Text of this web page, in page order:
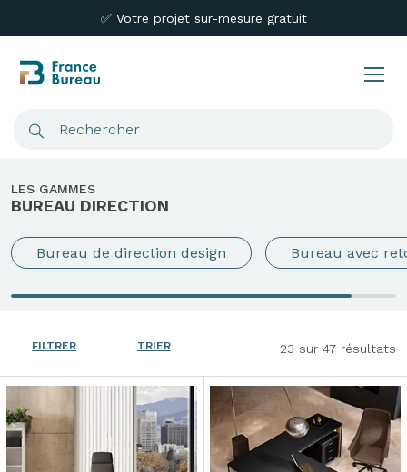
✅ Votre projet sur-mesure gratuit
LES GAMMES
BUREAU DIRECTION
Bureau de direction design Bureau avec
FILTRER TRIER 23 sur 47 résultats